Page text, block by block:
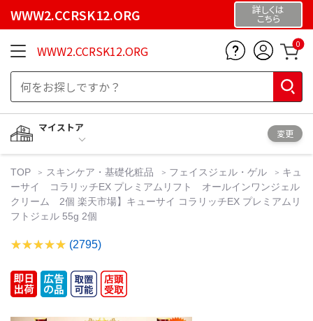
WWW2.CCRSK12.ORG 詳しくは
こちら
WWW2.CCRSK12.ORG 0
マイストア
変更
TOP スキンケア・基礎化粧品 フェイスジェル・ゲル
キュ
ーサイ コラリッチEX プレミアムリフト オールインワンジェル
クリーム 2個 楽天市場】キューサイ コラリッチEX プレミアムリ
フトジェル 55g 2個
(2795)